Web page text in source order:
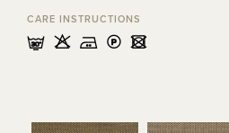
CARE INSTRUCTIONS
mHELU